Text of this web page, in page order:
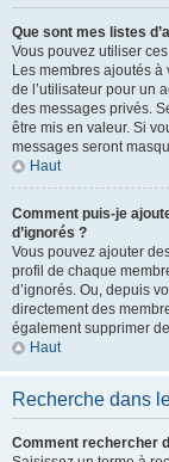
Que sont mes listes
Vous pouvez utiliser
Les membres ajoutés à
de l’utilisateur pour un
des messages privés.
être mis en valeur. Si
messages seront
Haut
Comment puis-je
d’ignorés ?
Vous pouvez ajouter
profil de chaque
d’ignorés. Ou, depuis
directement des
également supprimer
Haut
Recherche dans
Comment rechercher